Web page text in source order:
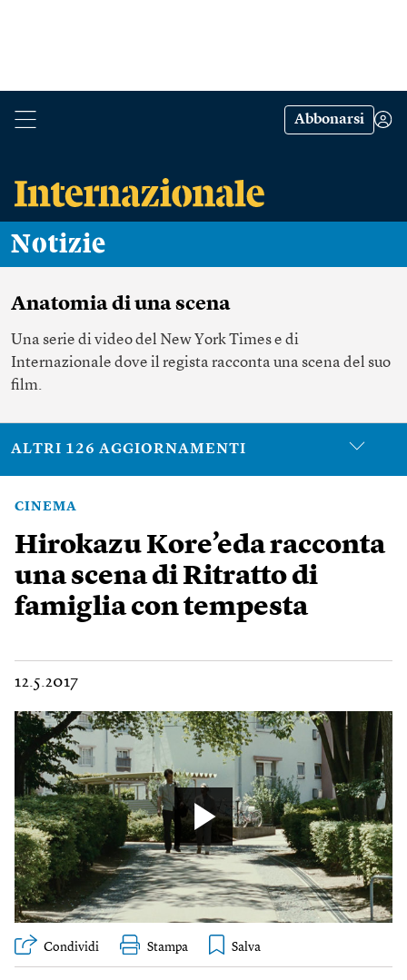
Abbonarsi
Notizie
Anatomia di una scena
Una serie di video del New York Times e di
Internazionale dove il regista racconta una scena del suo
film.
ALTRI 126 AGGIORNAMENTI
CINEMA
Hirokazu Kore’eda racconta
una scena di Ritratto di
famiglia con tempesta
12.5.2017
Condividi Stampa